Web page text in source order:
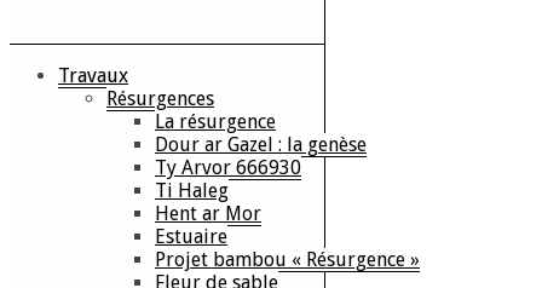
Travaux
Résurgences
La résurgence
Dour ar Gazel : la genèse
Ty Arvor 666930
Ti Haleg
Hent ar Mor
Estuaire
Projet bambou « Résurgence »
Fleur de sable